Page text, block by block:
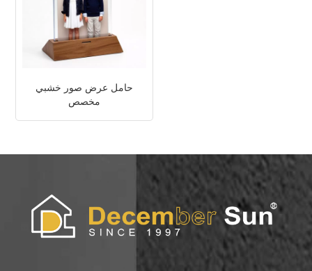
حامل عرض صور خشبي
مخصص